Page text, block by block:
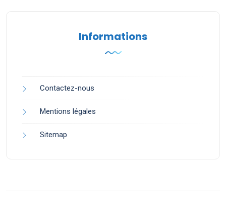
Informations
Contactez-nous
Mentions légales
Sitemap